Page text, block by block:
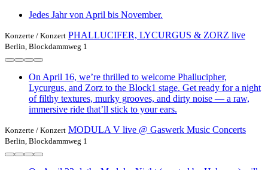
Jedes Jahr von April bis November.
Konzerte / Konzert PHALLUCIFER, LYCURGUS & ZORZ live
Berlin, Blockdammweg 1
On April 16, we’re thrilled to welcome Phallucipher,
Lycurgus, and Zorz to the Block1 stage. Get ready for a night
of filthy textures, murky grooves, and dirty noise — a raw,
immersive ride that’ll stick to your ears.
Konzerte / Konzert MODULA V live @ Gaswerk Music Concerts
Berlin, Blockdammweg 1